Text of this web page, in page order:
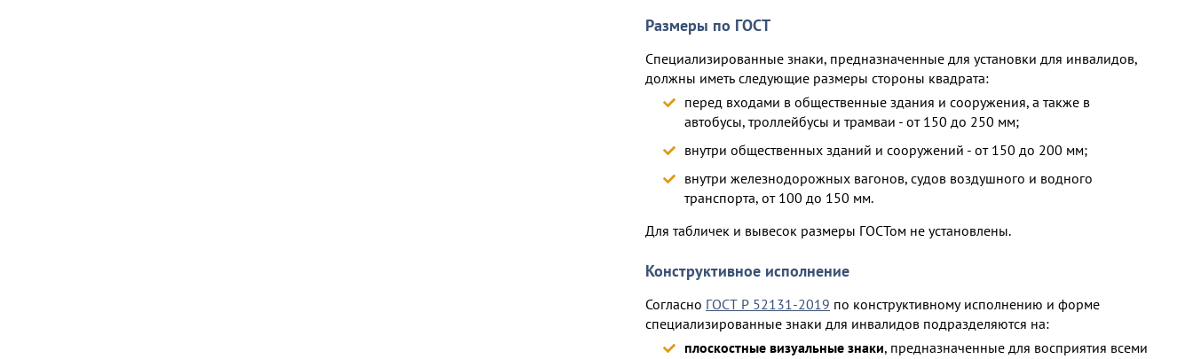
Размеры по ГОСТ
Специализированные знаки, предназначенные для установки для инвалидов,
должны иметь следующие размеры стороны квадрата:
перед входами в общественные здания и сооружения, а также в
автобусы, троллейбусы и трамваи - от 150 до 250 мм;
внутри общественных зданий и сооружений - от 150 до 200 мм;
внутри железнодорожных вагонов, судов воздушного и водного
транспорта, от 100 до 150 мм.
Для табличек и вывесок размеры ГОСТом не установлены.
Конструктивное исполнение
Согласно ГОСТ Р 52131-2019 по конструктивному исполнению и форме
специализированные знаки для инвалидов подразделяются на:
плоскостные визуальные знаки, предназначенные для восприятия всеми